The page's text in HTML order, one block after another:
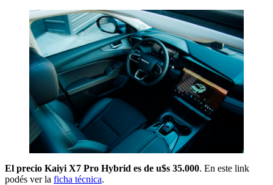
El precio Kaiyi X7 Pro Hybrid es de u$s 35.000. En este link
podés ver la ficha técnica.